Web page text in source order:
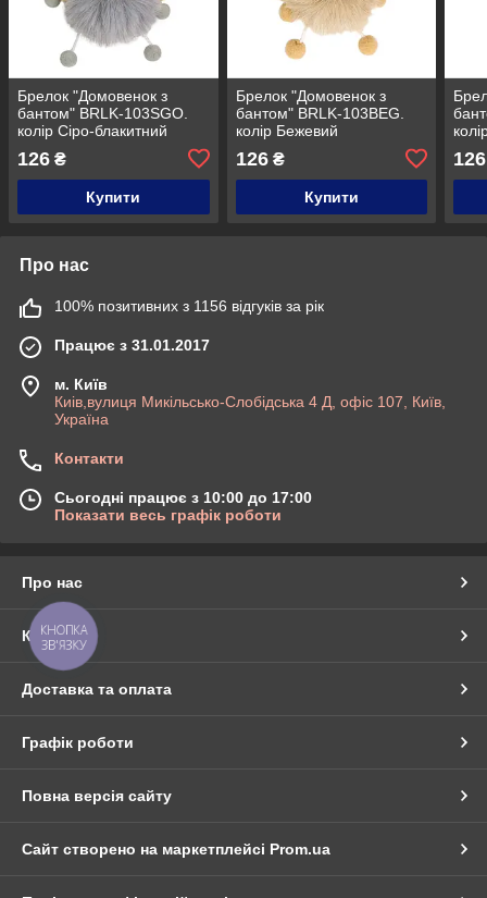
Брелок "Домовенок з
бантом" BRLK-103SGO.
колір Сіро-блакитний
126 ₴
Купити
Брелок "Домовенок з
бантом" BRLK-103BEG.
колір Бежевий
126₴
Купити
126
Про нас
100% позитивних з 1156 відгуків за рік
Працює з 31.01.2017
м. Київ
Киів,вулиця Микільсько-Слобідська 4 Д, офіс 107, Київ,
Україна
Контакти
Сьогодні працює з 10:00 до 17:00
Показати весь графік роботи
Про нас
Контакти
Доставка та оплата
Графік роботи
Повна версія сайту
Сайт створено на маркетплейсі Prom.ua
КНОПКА
ЗВ'ЯЗКУ